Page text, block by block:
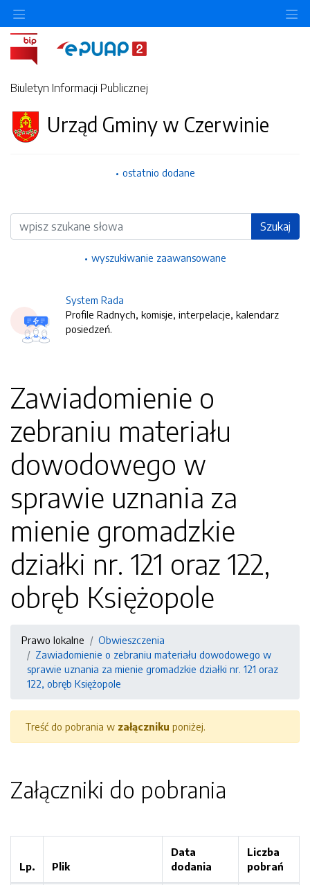
Biuletyn Informacji Publicznej
Urząd Gminy w Czerwinie
ostatnio dodane
Wyszukiwarka Szukaj
wyszukiwanie zaawansowane
System Rada
Profile Radnych, komisje, interpelacje, kalendarz
posiedzeń.
Zawiadomienie o
zebraniu materiału
dowodowego w
sprawie uznania za
mienie gromadzkie
działki nr. 121 oraz 122,
obręb Księżopole
Prawo lokalne
Obwieszczenia
Zawiadomienie o zebraniu materiału dowodowego w
sprawie uznania za mienie gromadzkie działki nr. 121 oraz
122, obręb Księżopole
Treść do pobrania w załączniku poniżej.
Załączniki do pobrania
Lp. Plik
Data
dodania
Liczba
pobrań